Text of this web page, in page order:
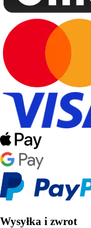
Wysyłka i zwrot